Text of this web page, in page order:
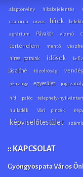
alaptörvény hibabejelentés
csatorna orvos hírek
agrárium Pávakör vízmű
történelem mentő
híres pataiak idősek
Lászlóné tűzoltóság
pénzügy egyesület
híd palóc telephely-
hulladék Vári pincék
képviselőtestület
:: KAPCSOLAT
Gyöngyöspata Város